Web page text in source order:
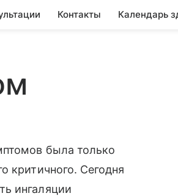
Контакты Календарь
была только
критичного. Сегодня
ингаляции